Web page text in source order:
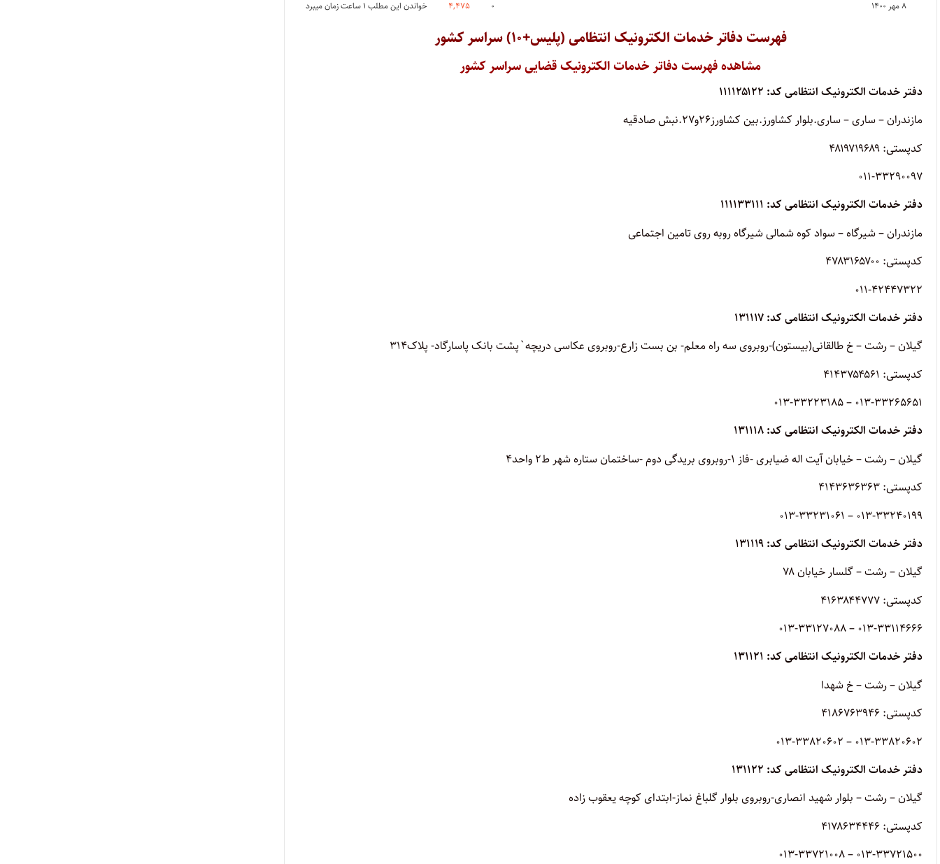
۸ مهر ۱۴۰۰ ۰ ۴,۴۷۵ خواندن این مطلب ۱ ساعت زمان میبرد
فهرست دفاتر خدمات الکترونیک انتظامی (پلیس+۱۰) سراسر کشور
مشاهدهفهرست دفاتر خدمات الکترونیک قضایی سراسر کشور
دفتر خدمات الکترونیک انتظامی کد: ۱۱۱۱۲۵۱۲۲
مازندران – ساری – ساری.بلوار کشاورز.بین کشاورز26و27.نبش صادقیه
کدپستی: ۴۸۱۹۷۱۹۶۸۹
011-33290097
دفتر خدمات الکترونیک انتظامی کد: ۱۱۱۱۳۳۱۱۱
مازندران – شیرگاه – سواد کوه شمالی شیرگاه روبه روی تامین اجتماعی
کدپستی: ۴۷۸۳۱۶۵۷۰۰
011-42447322
دفتر خدمات الکترونیک انتظامی کد: ۱۳۱۱۱۷
گیلان – رشت – خ طالقانی(بیستون)-روبروی سه راه معلم- بن بست زارع-روبروی عکاسی دریچه`پشت بانک پاسارگاد- پلاک314
کدپستی: ۴۱۴۳۷۵۴۵۶۱
013-33265651 – 013-33223185
دفتر خدمات الکترونیک انتظامی کد: ۱۳۱۱۱۸
گیلان – رشت – خیابان آیت اله ضیابری -فاز ۱-روبروی بریدگی دوم -ساختمان ستاره شهر ط2 واحد4
کدپستی: ۴۱۴۳۶۳۶۳۶۳
013-33240199 – 013-33231061
دفتر خدمات الکترونیک انتظامی کد: ۱۳۱۱۱۹
گیلان – رشت – گلسار خیابان ۷۸
کدپستی: ۴۱۶۳۸۴۴۷۷۷
013-33114666 – 013-33127088
دفتر خدمات الکترونیک انتظامی کد: ۱۳۱۱۲۱
گیلان – رشت – خ شهدا
کدپستی: ۴۱۸۶۷۶۳۹۴۶
013-33820602 – 013-33820602
دفتر خدمات الکترونیک انتظامی کد: ۱۳۱۱۲۲
گیلان – رشت – بلوار شهید انصاری-روبروی بلوار گلباغ نماز-ابتدای کوچه یعقوب زاده
کدپستی: ۴۱۷۸۶۳۴۴۴۶
013-33721500 – 013-33721008